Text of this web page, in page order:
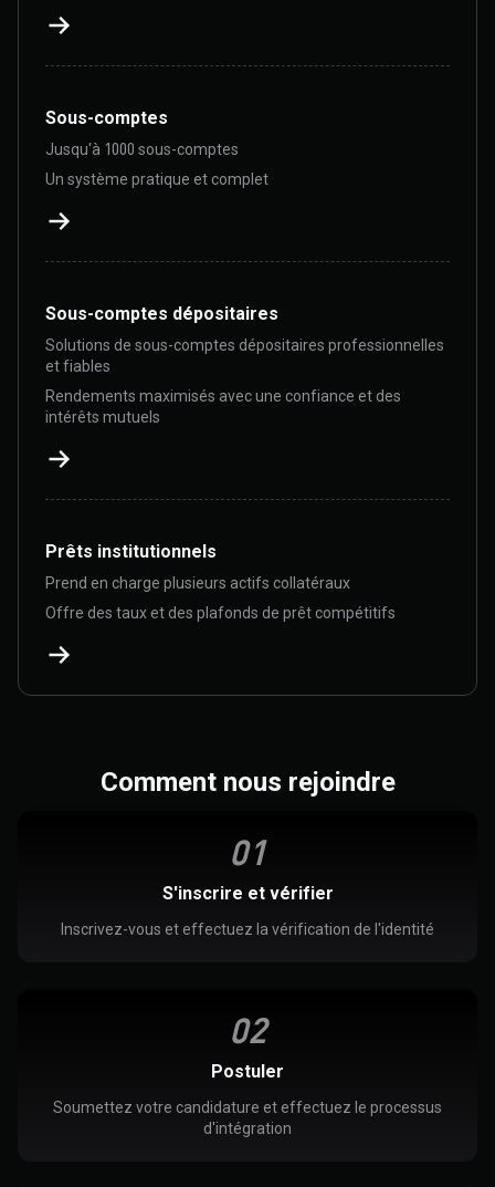
Sous-comptes
Jusqu'à 1000 sous-comptes
Un système pratique et complet
Sous-comptes dépositaires
Solutions de sous-comptes dépositaires professionnelles
et fiables
Rendements maximisés avec une confiance et des
intérêts mutuels
Prêts institutionnels
Prend en charge plusieurs actifs collatéraux
Offre des taux et des plafonds de prêt compétitifs
Comment nous rejoindre
01
S'inscrire et vérifier
Inscrivez-vous et effectuez la vérification de l'identité
02
Postuler
Soumettez votre candidature et effectuez le processus
d'intégration